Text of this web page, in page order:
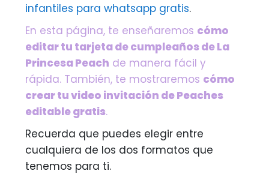
infantiles para whatsapp gratis.
En esta página, te enseñaremos cómo
editar tu tarjeta de cumpleaños de La
Princesa Peach de manera fácil y
rápida. También, te mostraremos cómo
crear tu video invitación de Peaches
editable gratis.
Recuerda que puedes elegir entre
cualquiera de los dos formatos que
tenemos para ti.